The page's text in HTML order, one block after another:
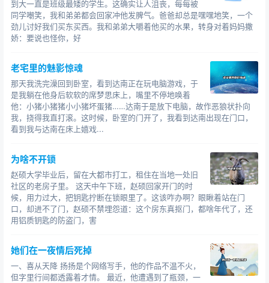
口气，这件事必须越早找到凶手越好，时间久了就容易出
问题，搞不好凶手急跳墙去害别人就糟糕了。
“小哥，发财找你。”刚从张寡妇那里出来没多久，村长就找
“小哥，有个事我得和你说一下，就是在我家养的鸡鸭都被
杀死了的那天晚上，大概十点钟左右我突然记起我家鸡圈
的门没关我就起来关，我出来后在外面遇到了一个人，当
时我还和他聊了一会，他说他睡不着就出来溜达，我还跟
他说外面危险，让他赶紧回去。”发财说道。
“你遇到了谁？”我急忙问道，村里人都被兰娟尸变吓到了，
到大一直是班级最矮的学生。这确实让人沮丧，每每被
同学嘲笑，我和弟弟都会回家冲他发脾气。爸爸却总是嘿嘿地笑，一个
劲儿讨好我们买东买西。我和弟弟大嚼着他买的水果，转身对着妈妈撒
娇：要说也怪你，好
老宅里的魅影惊魂
那天我洗完澡回到卧室，看到达南正在玩电脑游戏，于
是我躺在他身后软软的席梦思床上，嘴里不停地唤着
他：小猪小猪猪小小猪坏蛋猪……达南于是放下电脑，故作恶狼状扑向
我，挠得我直打滚。这时候，卧室的门开了，我看到达南出现在门口，
看到我与达南在床上嬉戏...
为啥不开锁
赵硕大学毕业后，留在大都市打工，租住在当地一处旧
社区的老房子里。 这天中午下班，赵硕回家开门的时
候，用力过大，把钥匙拧断在锁眼里了。这该咋办啊？眼瞅着站在门
口，却进不了门，赵硕不禁埋怨道：这个房东真抠门，都啥年代了，还
用铝质钥匙的防盗门，害
她们在一夜情后死掉
一、喜从天降 扬扬是个网络写手，他的作品不温不火，
但字里行间都透露着才情。 最近，他遭遇到了瓶颈，一